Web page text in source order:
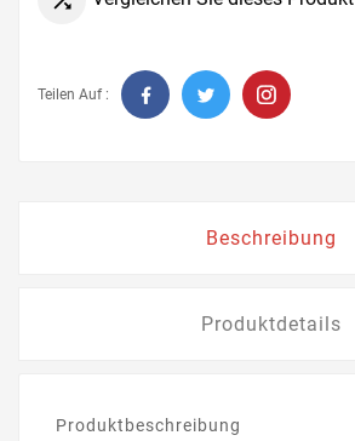
Teilen Auf :
Beschreibung
Produktdetails
Produktbeschreibung